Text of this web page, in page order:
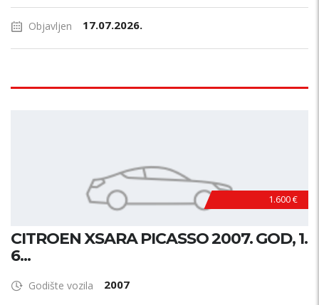
Objavljen 17.07.2026.
1.600 €
CITROEN XSARA PICASSO 2007. GOD, 1.
6...
Godište vozila 2007